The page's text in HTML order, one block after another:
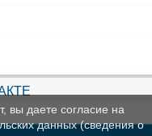
вы даете согласие на
данных (сведения о